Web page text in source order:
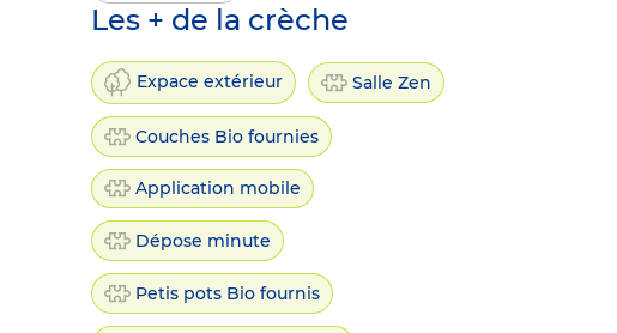
Les + de la crèche
Expace extérieur Salle Zen
Couches Bio fournies
Application mobile
Dépose minute
Petis pots Bio fournis